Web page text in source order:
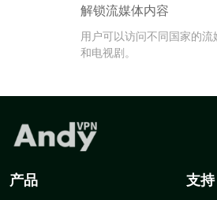
解锁流媒体内容
用户可以访问不同国家的
和电视剧。
产品 支持